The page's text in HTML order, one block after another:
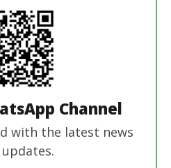
Channel
with the latest news